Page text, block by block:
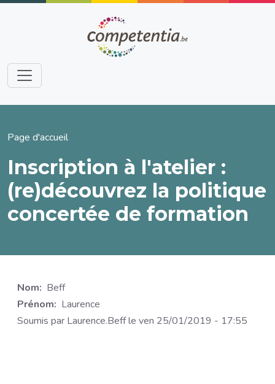
Aller au contenu principal
Fil d'Ariane
Page d'accueil
Inscription à l'atelier :
(re)découvrez la politique
concertée de formation
Nom
Beff
Prénom
Laurence
Soumis par Laurence.Beffle ven 25/01/2019 - 17:55